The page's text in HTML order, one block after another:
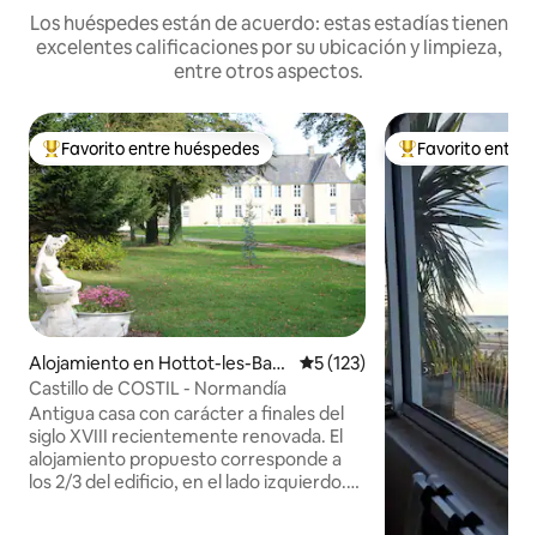
Los huéspedes están de acuerdo: estas estadías tienen
excelentes calificaciones por su ubicación y limpieza,
entre otros aspectos.
Favorito entre los huéspedes más destacados
Favorito entre huéspedes
Alojamiento en Hottot-les-Bag
ues
Calificación promedio: 5 de
5 (123)
Castillo de COSTIL - Normandía
Antigua casa con carácter a finales del
siglo XVIII recientemente renovada. El
alojamiento propuesto corresponde a
los 2/3 del edificio, en el lado izquierdo.
Favorito entre
Favorito entre